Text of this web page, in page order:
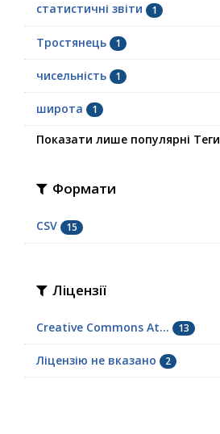
статистичні звіти 1
Тростянець 1
чисельність 1
широта 1
Показати лише популярні Теги
Формати
CSV 15
Ліцензії
Creative Commons At... 13
Ліцензію не вказано 2